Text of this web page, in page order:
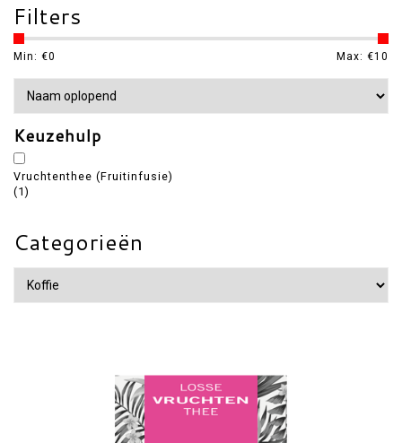
Filters
Min: €0 Max: €10
Keuzehulp
Vruchtenthee (Fruitinfusie)
(1)
Categorieën